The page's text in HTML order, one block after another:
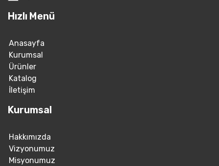
Hızlı Menü
Anasayfa
Kurumsal
Ürünler
Katalog
İletişim
Kurumsal
Hakkımızda
Vizyonumuz
Misyonumuz